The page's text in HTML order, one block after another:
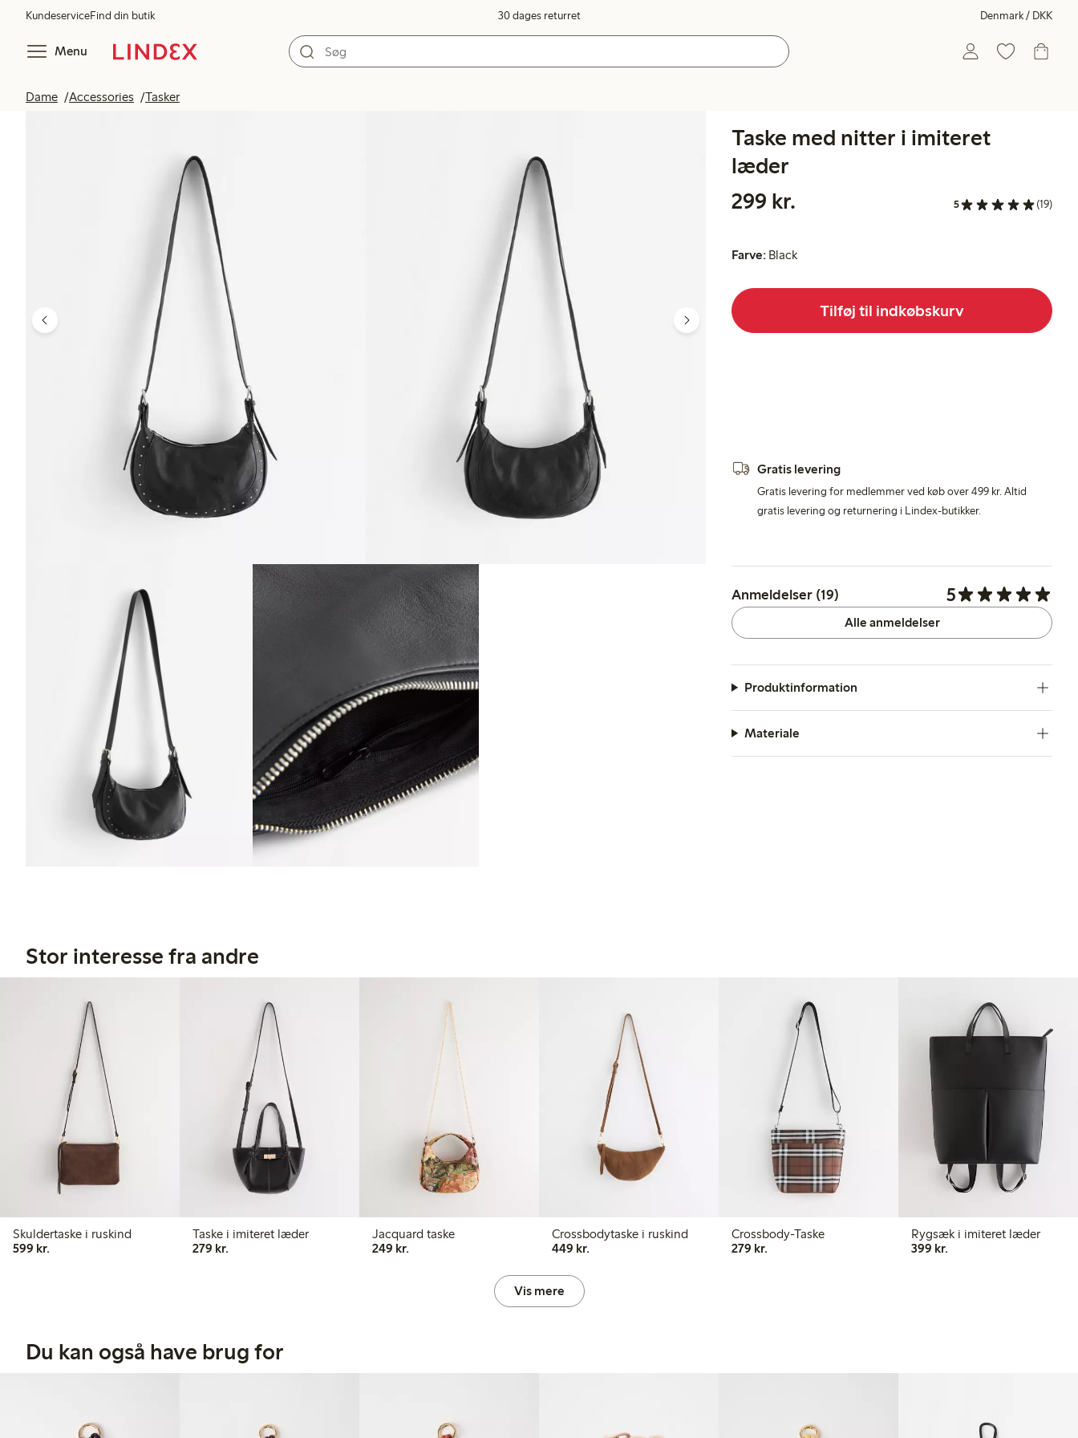
KundeserviceFind din butik 30 dages returret Denmark / DKK
Menu
Dame Accessories Tasker
Taske med nitter i imiteret
læder
299 kr.
5 (19)
Farve: Black
Tilføj til indkøbskurv
Gratis levering
Gratis levering for medlemmer ved køb over 499 kr. Altid
gratis levering og returnering i Lindex-butikker.
Anmeldelser (19) 5
Alle anmeldelser
Produktinformation
Materiale
Stor interesse fra andre
Skuldertaske i ruskind
599 kr.
Taske i imiteret læder
279 kr.
Jacquard taske
249 kr.
Crossbodytaske i ruskind
449 kr.
Crossbody-Taske
279 kr.
Rygsæk i imiteret læder
399 kr.
Vis mere
Du kan også have brug for